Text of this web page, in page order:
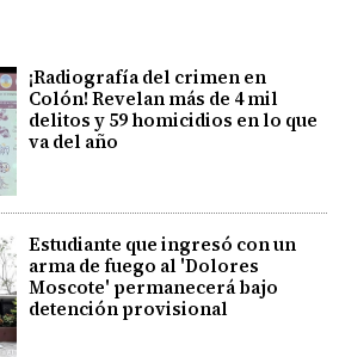
¡Radiografía del crimen en
Colón! Revelan más de 4 mil
delitos y 59 homicidios en lo que
va del año
Estudiante que ingresó con un
arma de fuego al 'Dolores
Moscote' permanecerá bajo
detención provisional